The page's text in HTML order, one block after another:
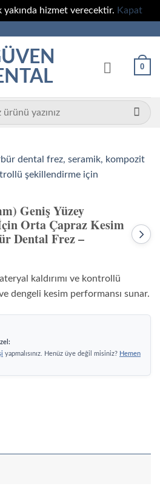
yakında hizmet verecektir. Kapat
0
Geniş Yüzey
Orta Çapraz Kesim
Dental Frez –
Orta
Frez
kaldırımı ve kontrollü
dengeli kesim performansı sunar.
yapmalısınız. Henüz üye değil misiniz? Hemen